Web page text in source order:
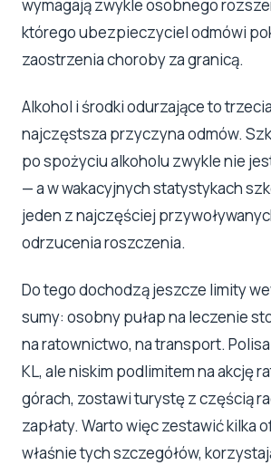
wymagają zwykle osobnego
którego ubezpieczyciel odmówi
zaostrzenia choroby za granicą.
Alkohol i środki odurzające to
najczęstsza przyczyna odmów.
po spożyciu alkoholu zwykle nie
— a w wakacyjnych statystykach
jeden z najczęściej
odrzucenia roszczenia.
Do tego dochodzą jeszcze limity
sumy: osobny pułap na leczenie
na ratownictwo, na transport.
KL, ale niskim podlimitem na akcję
górach, zostawi turystę z częścią
zapłaty. Warto więc zestawić kilka
właśnie tych szczegółów,